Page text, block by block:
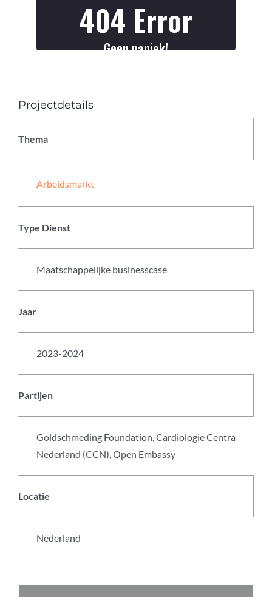
Projectdetails
Thema
Arbeidsmarkt
Type Dienst
Maatschappelijke businesscase
Jaar
2023-2024
Partijen
Goldschmeding Foundation, Cardiologie Centra
Nederland (CCN), Open Embassy
Locatie
Nederland